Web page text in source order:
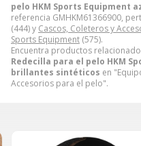
pelo HKM Sports Equipment
referencia GMHKM61366900,
(444) y Cascos, Coleteros y
Sports Equipment (575).
Encuentra productos
Redecilla para el pelo HKM
brillantes sintéticos en
Accesorios para el pelo".